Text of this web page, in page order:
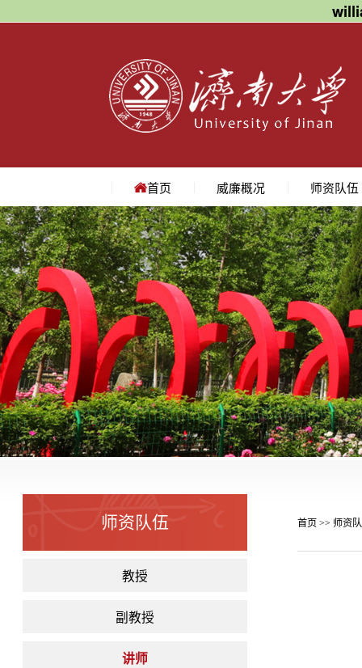
首页 威廉概况
学院简介
学院领导
机构设置
院长寄语
地理位置
师资队伍
教授
副教授
讲师
名师访谈
师资队伍
教授
副教授
讲师
首页>> 师资